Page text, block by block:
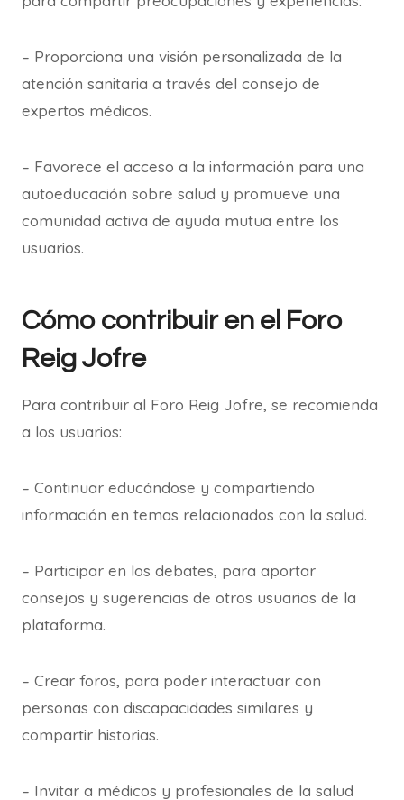
– Proporciona una visión personalizada de la
atención sanitaria a través del consejo de
expertos médicos.
– Favorece el acceso a la información para una
autoeducación sobre salud y promueve una
comunidad activa de ayuda mutua entre los
usuarios.
Cómo contribuir en el Foro
Reig Jofre
Para contribuir al Foro Reig Jofre, se recomienda
a los usuarios:
– Continuar educándose y compartiendo
información en temas relacionados con la salud.
– Participar en los debates, para aportar
consejos y sugerencias de otros usuarios de la
plataforma.
– Crear foros, para poder interactuar con
personas con discapacidades similares y
compartir historias.
– Invitar a médicos y profesionales de la salud